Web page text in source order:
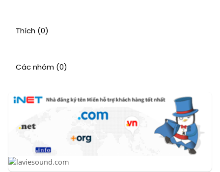
Thích (0)
Các nhóm (0)